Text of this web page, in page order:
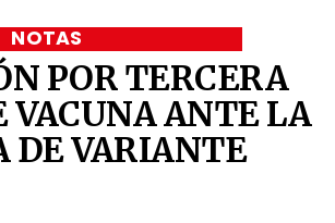
POR TERCERA
VACUNA ANTE LA
DE VARIANTE
NOTAS